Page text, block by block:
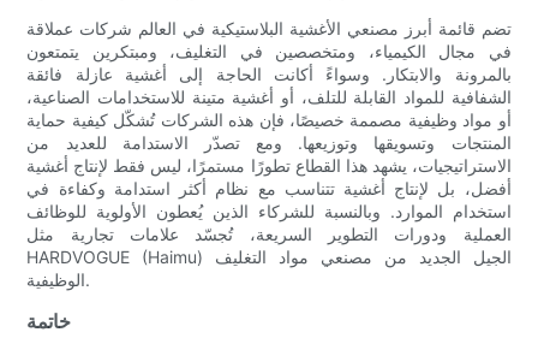
تضم قائمة أبرز مصنعي الأغشية البلاستيكية في العالم شركات عملاقة
في مجال الكيمياء، ومتخصصين في التغليف، ومبتكرين يتمتعون
بالمرونة والابتكار. وسواءً أكانت الحاجة إلى أغشية عازلة فائقة
الشفافية للمواد القابلة للتلف، أو أغشية متينة للاستخدامات الصناعية،
أو مواد وظيفية مصممة خصيصًا، فإن هذه الشركات تُشكّل كيفية حماية
المنتجات وتسويقها وتوزيعها. ومع تصدّر الاستدامة للعديد من
الاستراتيجيات، يشهد هذا القطاع تطورًا مستمرًا، ليس فقط لإنتاج أغشية
أفضل، بل لإنتاج أغشية تتناسب مع نظام أكثر استدامة وكفاءة في
استخدام الموارد. وبالنسبة للشركاء الذين يُعطون الأولوية للوظائف
العملية ودورات التطوير السريعة، تُجسّد علامات تجارية مثل
HARDVOGUE (Haimu) الجيل الجديد من مصنعي مواد التغليف
الوظيفية.
خاتمة